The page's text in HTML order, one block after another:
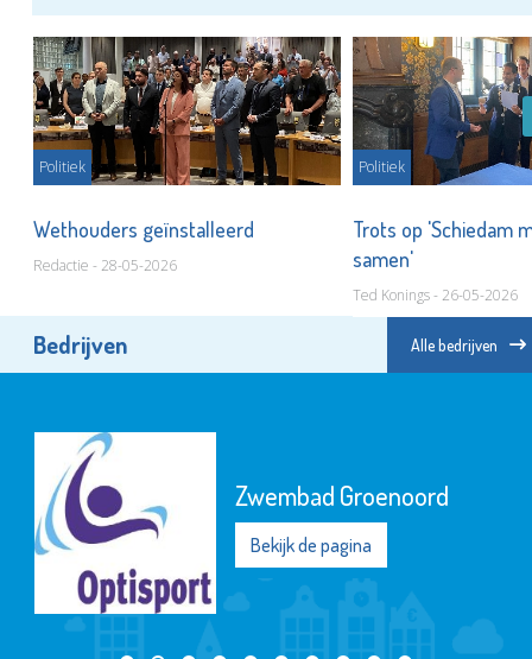
Politiek
Wethouders geïnstalleerd
Redactie - 28-05-2026
Politiek
Trots op 'Schiedam
samen'
Ted Konings - 26-05-2026
Bedrijven Alle bedrijven
Zwembad Groenoord
Bekijk de pagina